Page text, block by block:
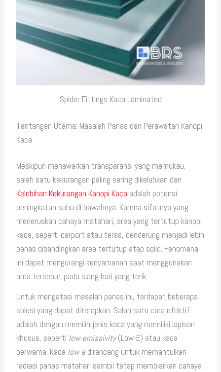
Spider Fittings Kaca Laminated
Tantangan Utama: Masalah Panas dan Perawatan Kanopi
Kaca
Meskipun menawarkan transparansi yang memukau,
salah satu kekurangan paling sering dikeluhkan dari
Kelebihan Kekurangan Kanopi Kaca adalah potensi
peningkatan suhu di bawahnya. Karena sifatnya yang
meneruskan cahaya matahari, area yang tertutup kanopi
kaca, seperti carport atau teras, cenderung menjadi lebih
panas dibandingkan area tertutup atap solid. Fenomena
ini dapat mengurangi kenyamanan saat menggunakan
area tersebut pada siang hari yang terik.
Untuk mengatasi masalah panas ini, terdapat beberapa
solusi yang dapat diterapkan. Salah satu cara efektif
adalah dengan memilih jenis kaca yang memiliki lapisan
khusus, seperti low-emissivity(Low-E) atau kaca
berwarna. Kaca low-edirancang untuk memantulkan
radiasi panas matahari sambil tetap membiarkan cahaya